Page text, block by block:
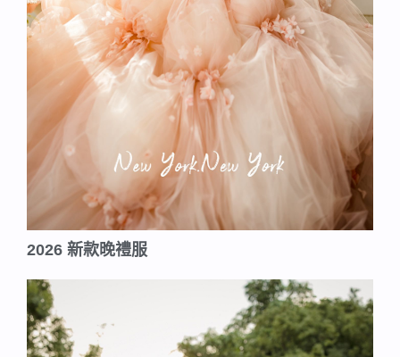
2026 新款晚禮服